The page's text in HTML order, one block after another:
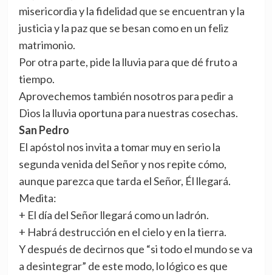
misericordia y la fidelidad que se encuentran y la
justicia y la paz que se besan como en un feliz
matrimonio.
Por otra parte, pide la lluvia para que dé fruto a
tiempo.
Aprovechemos también nosotros para pedir a
Dios la lluvia oportuna para nuestras cosechas.
San Pedro
El apóstol nos invita a tomar muy en serio la
segunda venida del Señor y nos repite cómo,
aunque parezca que tarda el Señor, Él llegará.
Medita:
+ El día del Señor llegará como un ladrón.
+ Habrá destrucción en el cielo y en la tierra.
Y después de decirnos que “si todo el mundo se va
a desintegrar” de este modo, lo lógico es que